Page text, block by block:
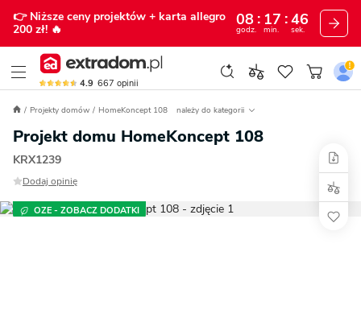
👉 Niższe ceny projektów + karta allegro
200 zł! 🔥
08
godz.
17
min.
45
sek.
4.9 667 opinii
Projekty domów HomeKoncept 108 należy do kategorii
Projekt domu HomeKoncept 108
KRX1239
Dodaj opinię
OZE - ZOBACZ DODATKI